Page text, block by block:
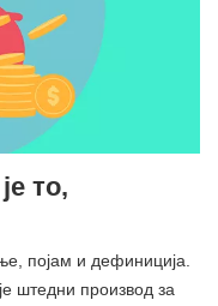
то,
појам и дефиниција.
штедни производ за